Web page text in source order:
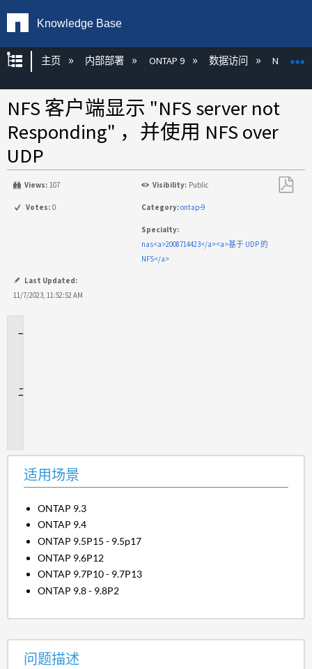
Knowledge Base
扩展/隐缩全局层次
主页 内部部署 ONTAP 9 数据访问 NAS
NFS 客户端显示 "NFS server not
Responding" ，并使用 NFS over
UDP
Views: 107 Visibility: Public
Votes: 0 Category:ontap-9
Specialty:
nas<a>2008714423</a><a>基于 UDP 的
NFS</a>
Last Updated:
11/7/2023, 11:52:52 AM
适用场景
ONTAP 9.3
ONTAP 9.4
ONTAP 9.5P15 - 9.5p17
ONTAP 9.6P12
ONTAP 9.7P10 - 9.7P13
ONTAP 9.8 - 9.8P2
问题描述